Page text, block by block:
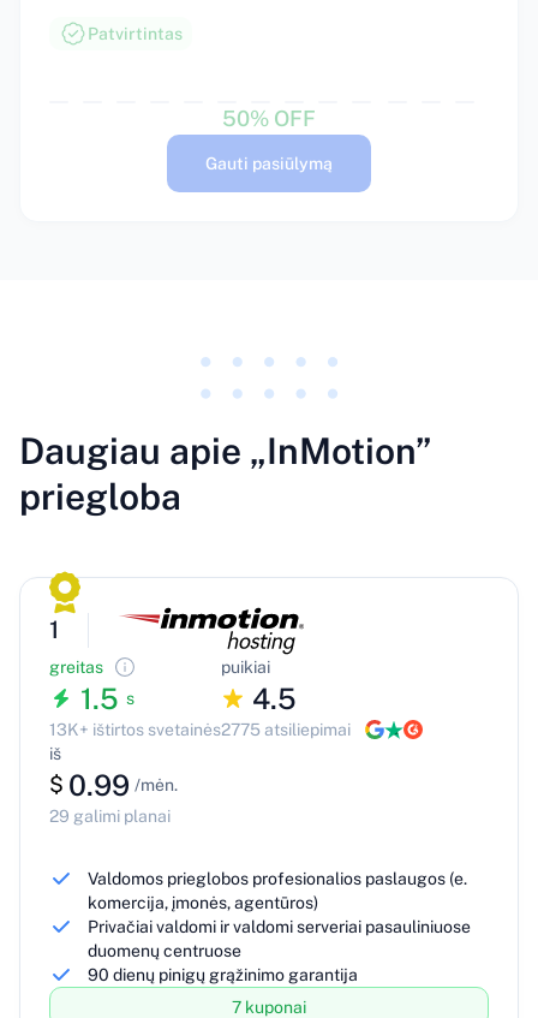
Patvirtintas
50% OFF
Gauti pasiūlymą
Daugiau apie „InMotion”
priegloba
1
greitas
1.5 s
13K+ ištirtos svetainės
puikiai
4.5
2775 atsiliepimai
iš
$ 0.99 /mėn.
29 galimi planai
Valdomos prieglobos profesionalios paslaugos (e.
komercija, įmonės, agentūros)
Privačiai valdomi ir valdomi serveriai pasauliniuose
duomenų centruose
90 dienų pinigų grąžinimo garantija
7 kuponai